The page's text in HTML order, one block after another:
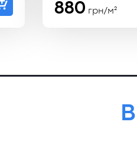
880 грн/м²